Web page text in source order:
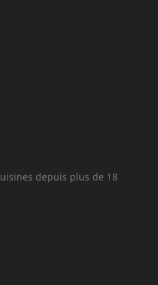
depuis plus de 18